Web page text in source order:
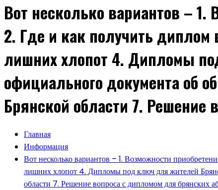
Вот несколько вариантов – 1.
2. Где и как получить диплом
лишних хлопот 4. Дипломы
официального документа об
Брянской области 7. Решение
Главная
Информация
Вот несколько вариантов – 1. Возможности
лишних хлопот 4. Дипломы под ключ для жителей
области 7. Решение вопроса с дипломом для брянских